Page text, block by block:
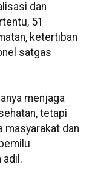
dan
51
ketertiban
satgas
menjaga
tetapi
masyarakat dan
adil.